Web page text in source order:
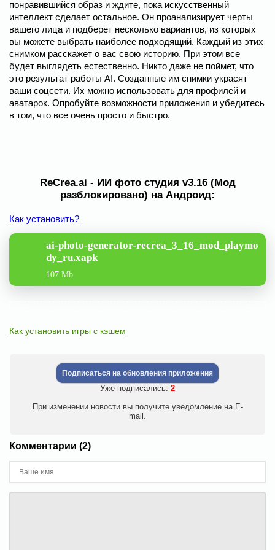
понравившийся образ и ждите, пока искусственный
интеллект сделает остальное. Он проанализирует черты
вашего лица и подберет несколько вариантов, из которых
вы можете выбрать наиболее подходящий. Каждый из этих
снимком расскажет о вас свою историю. При этом все
будет выглядеть естественно. Никто даже не поймет, что
это результат работы AI. Созданные им снимки украсят
ваши соцсети. Их можно использовать для профилей и
аватарок. Опробуйте возможности приложения и убедитесь
в том, что все очень просто и быстро.
ReCrea.ai - ИИ фото студия v3.16 (Мод
разблокировано) на Андроид:
Как установить?
ai-photo-generator-recrea_3_16_mod_playmo
dy_ru.xapk
107 Mb
Как установить игры с кэшем
Подписаться на обновления приложения
Уже подписались: 2
При изменении новости вы получите уведомление на E-
mail.
Комментарии (2)